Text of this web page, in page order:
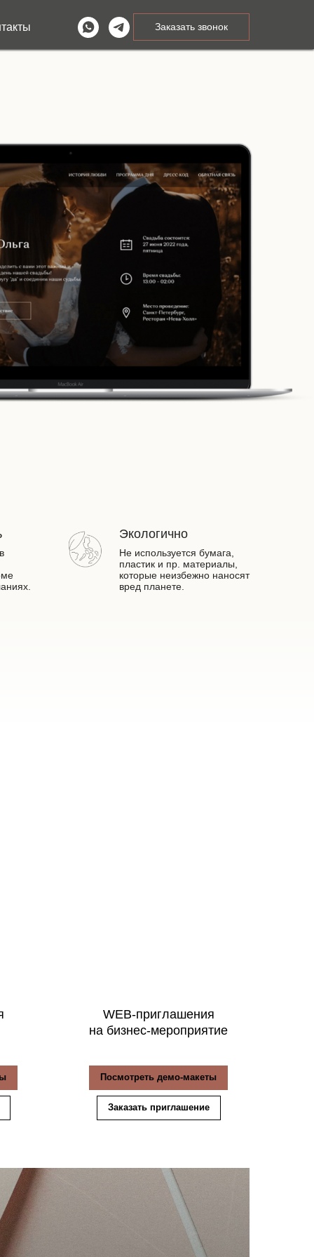
Заказать звонок
Экологично
Не используется бумага,
пластик и пр. материалы,
которые неизбежно наносят
вред планете.
WEB-приглашения
на бизнес-мероприятие
Посмотреть демо-макеты
Заказать приглашение